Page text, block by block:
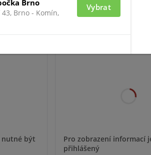
nutné být
Pro zobrazení informací
přihlášený
Brno
Brno - Komín,
Vybrat